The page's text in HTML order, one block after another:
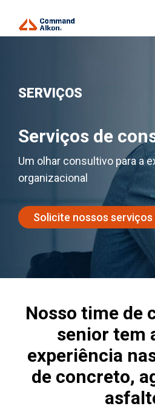
SERVIÇOS
Serviços de
Um olhar consultivo para a
organizacional
Solicite nossos
Nosso time de
senior tem
experiência
de concreto,